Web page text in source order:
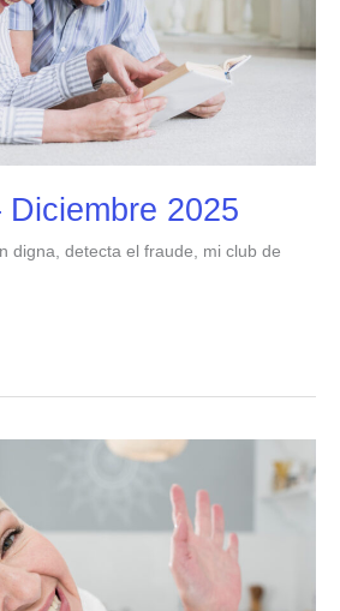
2025
digna, detecta el fraude, mi club de